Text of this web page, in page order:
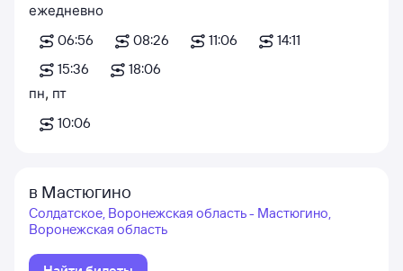
ежедневно
06:56
08:26 11:06
14:11
15:36
18:06
пн, пт
10:06
в Мастюгино
Солдатское, Воронежская область - Мастюгино,
Воронежская область